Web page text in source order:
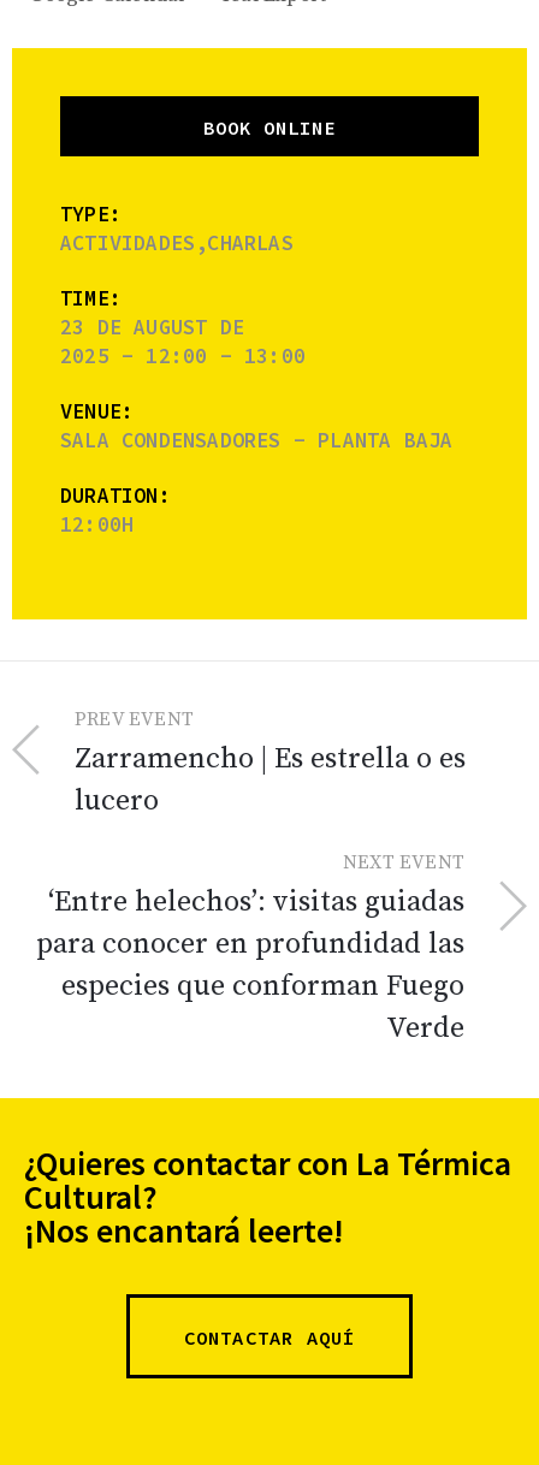
BOOK ONLINE
TYPE:
ACTIVIDADES,CHARLAS
TIME:
23 DE AUGUST DE
2025 - 12:00 - 13:00
VENUE:
SALA CONDENSADORES - PLANTA BAJA
DURATION:
12:00H
PREV EVENT
Zarramencho | Es estrella o es
lucero
NEXT EVENT
‘Entre helechos’: visitas guiadas
para conocer en profundidad las
especies que conforman Fuego
Verde
¿Quieres contactar con La Térmica
Cultural?
¡Nos encantará leerte!
CONTACTAR AQUÍ